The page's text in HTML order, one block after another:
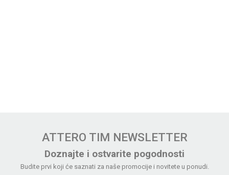
ATTERO TIM NEWSLETTER
Doznajte i ostvarite pogodnosti
Budite prvi koji će saznati za naše promocije i novitete u ponudi.